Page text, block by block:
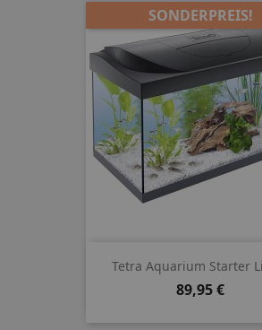
Tetra Aquarium Starter
Preis
89,95 €
SONDERPREIS!